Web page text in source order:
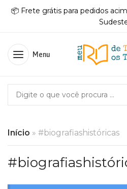
📦 Frete grátis para pedidos
Menu
Início » #biografiashistóricas